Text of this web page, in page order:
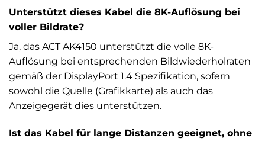
Unterstützt dieses Kabel die 8K-Auflösung bei
voller Bildrate?
Ja, das ACT AK4150 unterstützt die volle 8K-
Auflösung bei entsprechenden Bildwiederholraten
gemäß der DisplayPort 1.4 Spezifikation, sofern
sowohl die Quelle (Grafikkarte) als auch das
Anzeigegerät dies unterstützen.
Ist das Kabel für lange Distanzen geeignet, ohne